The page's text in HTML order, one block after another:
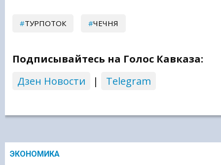
ТУРПОТОК ЧЕЧНЯ
Подписывайтесь на Голос Кавказа:
Дзен Новости
| Telegram
ЭКОНОМИКА